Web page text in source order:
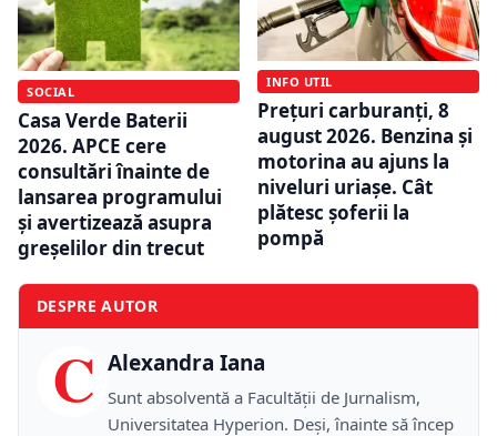
SOCIAL
Casa Verde Baterii
2026. APCE cere
consultări înainte de
lansarea programului
și avertizează asupra
greșelilor din trecut
INFO UTIL
Prețuri carburanți, 8
august 2026. Benzina și
motorina au ajuns la
niveluri uriașe. Cât
plătesc șoferii la
pompă
DESPRE AUTOR
C Alexandra Iana
Sunt absolventă a Facultății de Jurnalism,
Universitatea Hyperion. Deși, înainte să încep